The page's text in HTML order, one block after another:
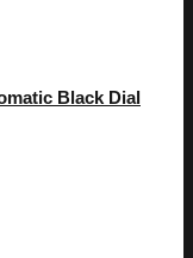
Black Dial